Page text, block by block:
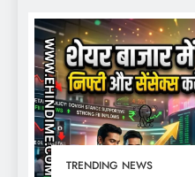
TRENDING NEWS